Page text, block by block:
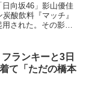
向坂46」影山優佳
炭酸飲料『マッチ』
された。その影山
ランキーと3日
て「ただの橋本